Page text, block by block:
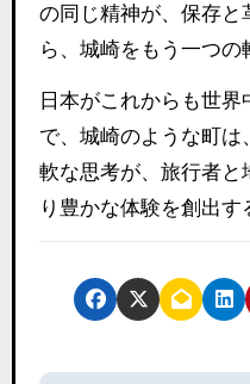
の同じ精神が、保存
ら、城崎をもう一つの
日本がこれからも世
で、城崎のような町
軟な思考が、旅行者と
り豊かな体験を創出す